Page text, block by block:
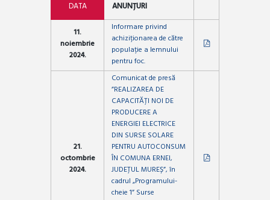
DATA ANUNȚURI
11.
noiembrie
2024.
Informare privind
achiziționarea de către
populație a lemnului
pentru foc.
21.
octombrie
2024.
Comunicat de presă
”REALIZAREA DE
CAPACITĂȚI NOI DE
PRODUCERE A
ENERGIEI ELECTRICE
DIN SURSE SOLARE
PENTRU AUTOCONSUM
ÎN COMUNA ERNEI,
JUDEȚUL MUREȘ”, în
cadrul „Programului-
cheie 1” Surse